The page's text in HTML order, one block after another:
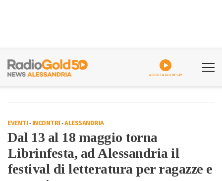
ASCOLTA GOLDPLAY
EVENTI-INCONTRI-ALESSANDRIA
Dal 13 al 18 maggio torna
Librinfesta, ad Alessandria il
festival di letteratura per ragazze e